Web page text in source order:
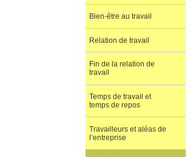
Bien-être au travail
Relation de travail
Fin de la relation de
travail
Temps de travail et
temps de repos
Travailleurs et aléas de
l’entreprise